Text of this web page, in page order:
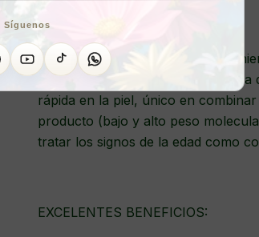
Síguenos
La última revolución
de ácido hialurónico versión
rápida en la piel, único en
producto (bajo y alto peso
tratar los signos de la edad como
EXCELENTES BENEFICIOS: